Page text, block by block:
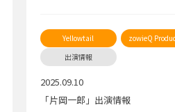
2025.09.10
「片岡一郎」出演情報